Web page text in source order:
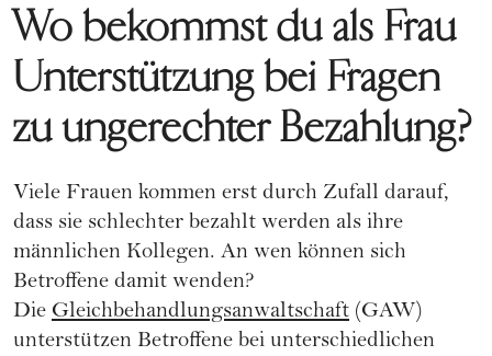
Wo bekommst du als Frau
Unterstützung bei Fragen
zu ungerechter Bezahlung?
Viele Frauen kommen erst durch Zufall darauf,
dass sie schlechter bezahlt werden als ihre
männlichen Kollegen. An wen können sich
Betroffene damit wenden?
Die Gleichbehandlungsanwaltschaft (GAW)
unterstützen Betroffene bei unterschiedlichen